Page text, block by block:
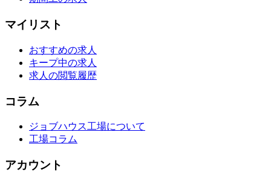
マイリスト
おすすめの求人
キープ中の求人
求人の閲覧履歴
コラム
ジョブハウス工場について
工場コラム
アカウント